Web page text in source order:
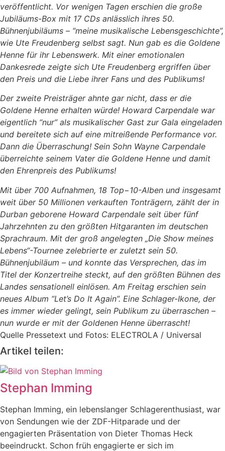
veröffentlicht. Vor wenigen Tagen erschien die große
Jubiläums-Box mit 17 CDs anlässlich ihres 50.
Bühnenjubiläums – “meine musikalische Lebensgeschichte”,
wie Ute Freudenberg selbst sagt. Nun gab es die Goldene
Henne für ihr Lebenswerk. Mit einer emotionalen
Dankesrede zeigte sich Ute Freudenberg ergriffen über
den Preis und die Liebe ihrer Fans und des Publikums!
Der zweite Preisträger ahnte gar nicht, dass er die
Goldene Henne erhalten würde! Howard Carpendale war
eigentlich “nur” als musikalischer Gast zur Gala eingeladen
und bereitete sich auf eine mitreißende Performance vor.
Dann die Überraschung! Sein Sohn Wayne Carpendale
überreichte seinem Vater die Goldene Henne und damit
den Ehrenpreis des Publikums!
Mit über 700 Aufnahmen, 18 Top−10-Alben und insgesamt
weit über 50 Millionen verkauften Tonträgern, zählt der in
Durban geborene Howard Carpendale seit über fünf
Jahrzehnten zu den größten Hitgaranten im deutschen
Sprachraum. Mit der groß angelegten „Die Show meines
Lebens“-Tournee zelebrierte er zuletzt sein 50.
Bühnenjubiläum – und konnte das Versprechen, das im
Titel der Konzertreihe steckt, auf den größten Bühnen des
Landes sensationell einlösen. Am Freitag erschien sein
neues Album “Let’s Do It Again”. Eine Schlager-Ikone, der
es immer wieder gelingt, sein Publikum zu überraschen –
nun wurde er mit der Goldenen Henne überrascht!
Quelle Pressetext und Fotos: ELECTROLA / Universal
Artikel teilen:
Stephan Imming
Stephan Imming, ein lebenslanger Schlagerenthusiast, war
von Sendungen wie der ZDF-Hitparade und der
engagierten Präsentation von Dieter Thomas Heck
beeindruckt. Schon früh engagierte er sich im